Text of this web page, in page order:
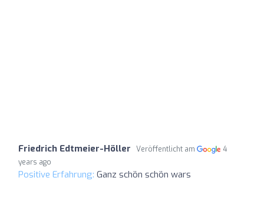
Friedrich Edtmeier-Höller Veröffentlicht am
4
years ago
Positive Erfahrung: Ganz schön schön wars